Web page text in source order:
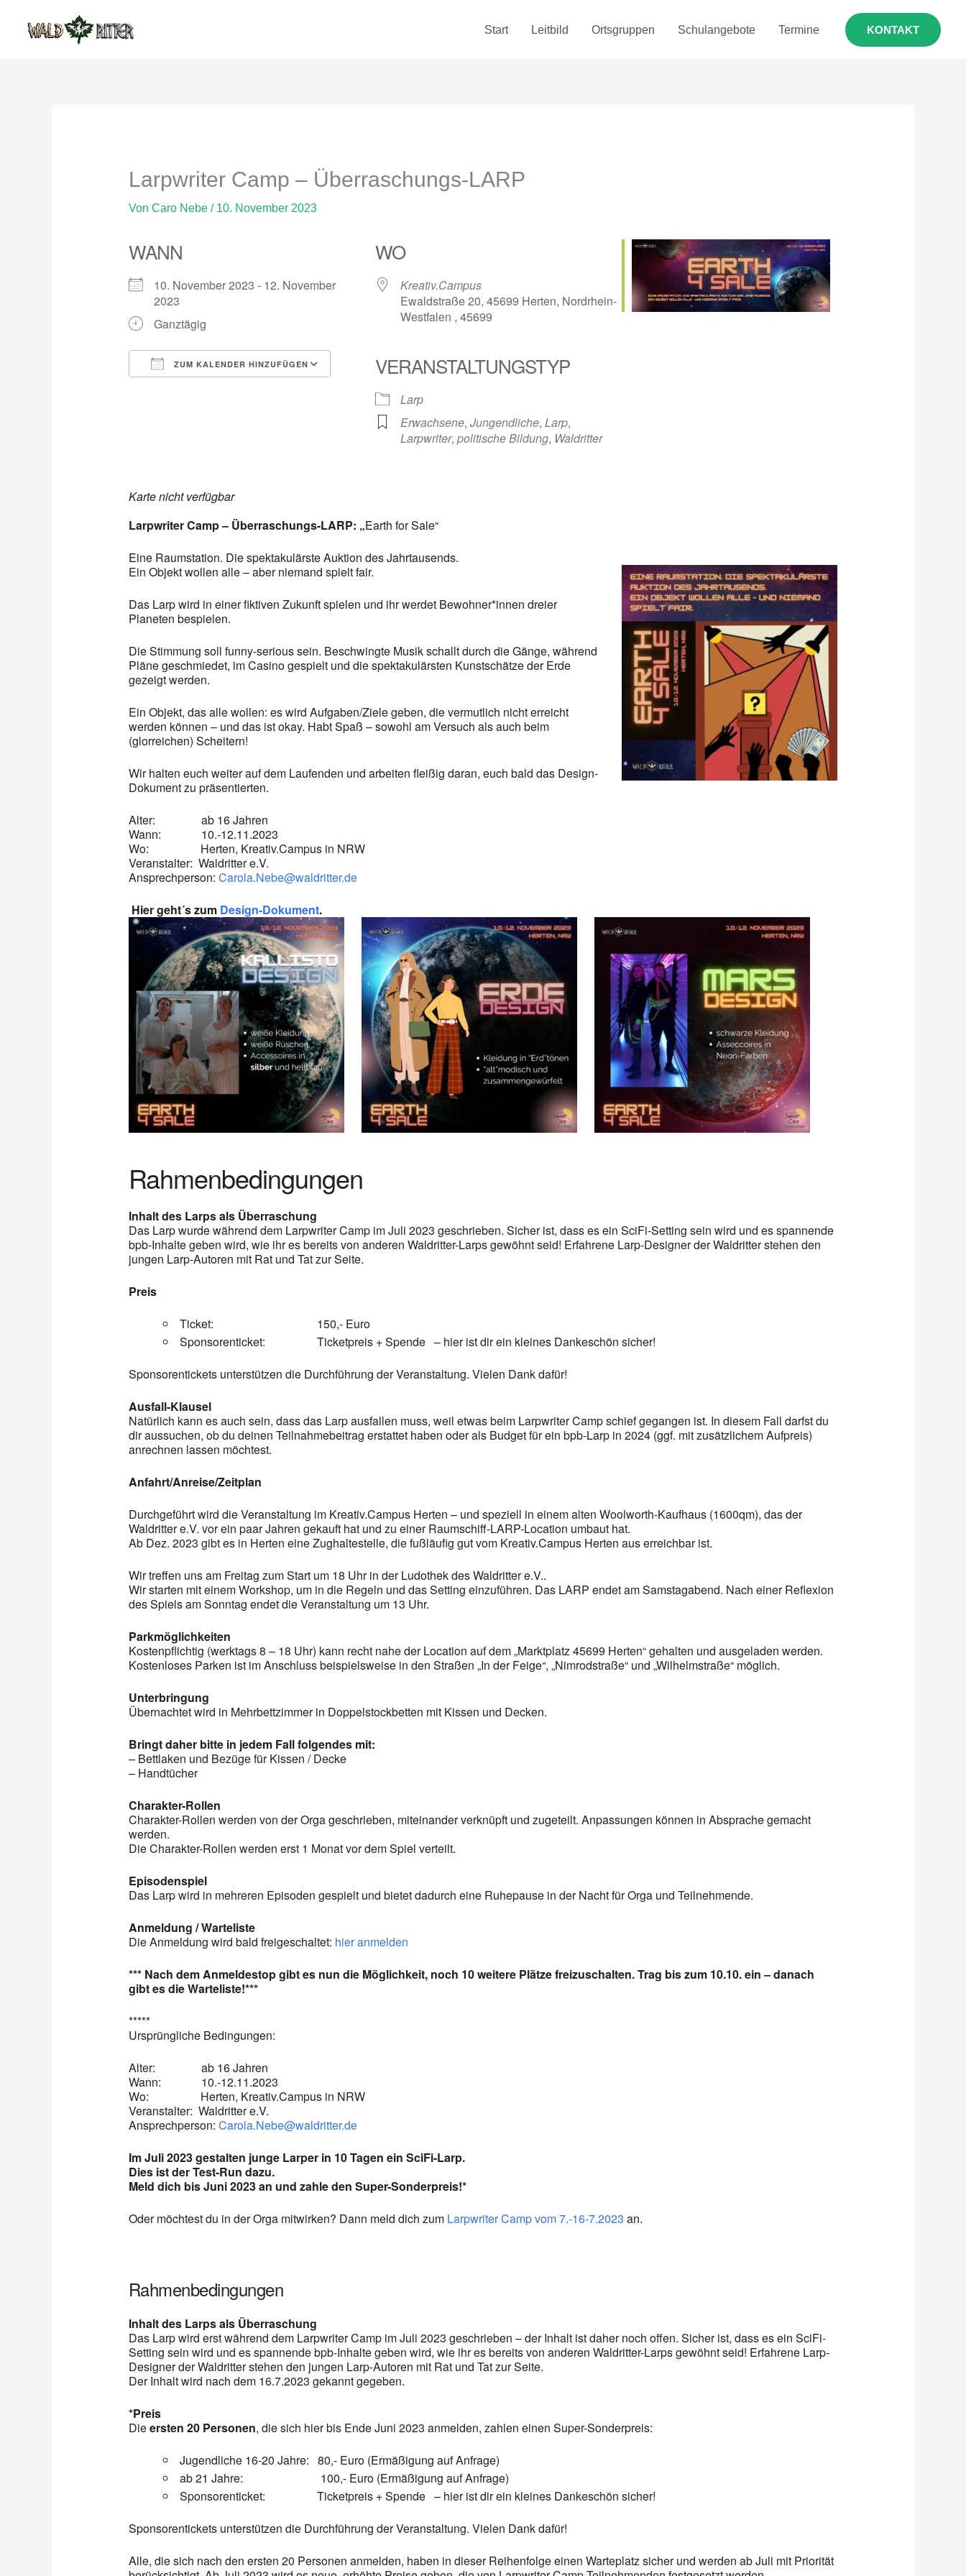
Start Leitbild Ortsgruppen Schulangebote Termine KONTAKT
Larpwriter Camp – Überraschungs-LARP
Von Caro Nebe / 10. November 2023
WANN
10. November 2023 - 12. November
2023
Ganztägig
ZUM KALENDER HINZUFÜGEN
Google Kalender
WO
Kreativ.Campus
Ewaldstraße 20, 45699 Herten, Nordrhein-
Westfalen , 45699
VERANSTALTUNGSTYP
Larp
Erwachsene, Jungendliche, Larp,
Larpwriter, politische Bildung, Waldritter
Karte nicht verfügbar
Larpwriter Camp – Überraschungs-LARP: „Earth for Sale“
Eine Raumstation. Die spektakulärste Auktion des Jahrtausends.
Ein Objekt wollen alle – aber niemand spielt fair.
Das Larp wird in einer fiktiven Zukunft spielen und ihr werdet Bewohner*innen dreier
Planeten bespielen.
Die Stimmung soll funny-serious sein. Beschwingte Musik schallt durch die Gänge, während
Pläne geschmiedet, im Casino gespielt und die spektakulärsten Kunstschätze der Erde
gezeigt werden.
Ein Objekt, das alle wollen: es wird Aufgaben/Ziele geben, die vermutlich nicht erreicht
werden können – und das ist okay. Habt Spaß – sowohl am Versuch als auch beim
(glorreichen) Scheitern!
Wir halten euch weiter auf dem Laufenden und arbeiten fleißig daran, euch bald das Design-
Dokument zu präsentierten.
Alter: ab 16 Jahren
Wann: 10.-12.11.2023
Wo: Herten, Kreativ.Campus in NRW
Veranstalter: Waldritter e.V.
Ansprechperson: Carola.Nebe@waldritter.de
Hier geht´s zum Design-Dokument.
Rahmenbedingungen
Inhalt des Larps als Überraschung
Das Larp wurde während dem Larpwriter Camp im Juli 2023 geschrieben. Sicher ist, dass es ein SciFi-Setting sein wird und es spannende
bpb-Inhalte geben wird, wie ihr es bereits von anderen Waldritter-Larps gewöhnt seid! Erfahrene Larp-Designer der Waldritter stehen den
jungen Larp-Autoren mit Rat und Tat zur Seite.
Preis
Ticket: 150,- Euro
Sponsorenticket: Ticketpreis + Spende – hier ist dir ein kleines Dankeschön sicher!
Sponsorentickets unterstützen die Durchführung der Veranstaltung. Vielen Dank dafür!
Ausfall-Klausel
Natürlich kann es auch sein, dass das Larp ausfallen muss, weil etwas beim Larpwriter Camp schief gegangen ist. In diesem Fall darfst du
dir aussuchen, ob du deinen Teilnahmebeitrag erstattet haben oder als Budget für ein bpb-Larp in 2024 (ggf. mit zusätzlichem Aufpreis)
anrechnen lassen möchtest.
Anfahrt/Anreise/Zeitplan
Durchgeführt wird die Veranstaltung im Kreativ.Campus Herten – und speziell in einem alten Woolworth-Kaufhaus (1600qm), das der
Waldritter e.V. vor ein paar Jahren gekauft hat und zu einer Raumschiff-LARP-Location umbaut hat.
Ab Dez. 2023 gibt es in Herten eine Zughaltestelle, die fußläufig gut vom Kreativ.Campus Herten aus erreichbar ist.
Wir treffen uns am Freitag zum Start um 18 Uhr in der Ludothek des Waldritter e.V..
Wir starten mit einem Workshop, um in die Regeln und das Setting einzuführen. Das LARP endet am Samstagabend. Nach einer Reflexion
des Spiels am Sonntag endet die Veranstaltung um 13 Uhr.
Parkmöglichkeiten
Kostenpflichtig (werktags 8 – 18 Uhr) kann recht nahe der Location auf dem „Marktplatz 45699 Herten“ gehalten und ausgeladen werden.
Kostenloses Parken ist im Anschluss beispielsweise in den Straßen „In der Feige“, „Nimrodstraße“ und „Wilhelmstraße“ möglich.
Unterbringung
Übernachtet wird in Mehrbettzimmer in Doppelstockbetten mit Kissen und Decken.
Bringt daher bitte in jedem Fall folgendes mit:
– Bettlaken und Bezüge für Kissen / Decke
– Handtücher
Charakter-Rollen
Charakter-Rollen werden von der Orga geschrieben, miteinander verknüpft und zugeteilt. Anpassungen können in Absprache gemacht
werden.
Die Charakter-Rollen werden erst 1 Monat vor dem Spiel verteilt.
Episodenspiel
Das Larp wird in mehreren Episoden gespielt und bietet dadurch eine Ruhepause in der Nacht für Orga und Teilnehmende.
Anmeldung / Warteliste
Die Anmeldung wird bald freigeschaltet: hier anmelden
*** Nach dem Anmeldestop gibt es nun die Möglichkeit, noch 10 weitere Plätze freizuschalten. Trag bis zum 10.10. ein – danach
gibt es die Warteliste!***
*****
Ursprüngliche Bedingungen:
Alter: ab 16 Jahren
Wann: 10.-12.11.2023
Wo: Herten, Kreativ.Campus in NRW
Veranstalter: Waldritter e.V.
Ansprechperson: Carola.Nebe@waldritter.de
Im Juli 2023 gestalten junge Larper in 10 Tagen ein SciFi-Larp.
Dies ist der Test-Run dazu.
Meld dich bis Juni 2023 an und zahle den Super-Sonderpreis!*
Oder möchtest du in der Orga mitwirken? Dann meld dich zum Larpwriter Camp vom 7.-16-7.2023 an.
Rahmenbedingungen
Inhalt des Larps als Überraschung
Das Larp wird erst während dem Larpwriter Camp im Juli 2023 geschrieben – der Inhalt ist daher noch offen. Sicher ist, dass es ein SciFi-
Setting sein wird und es spannende bpb-Inhalte geben wird, wie ihr es bereits von anderen Waldritter-Larps gewöhnt seid! Erfahrene Larp-
Designer der Waldritter stehen den jungen Larp-Autoren mit Rat und Tat zur Seite.
Der Inhalt wird nach dem 16.7.2023 gekannt gegeben.
*Preis
Dieersten 20 Personen, die sich hier bis Ende Juni 2023 anmelden, zahlen einen Super-Sonderpreis:
Jugendliche 16-20 Jahre: 80,- Euro (Ermäßigung auf Anfrage)
ab 21 Jahre: 100,- Euro (Ermäßigung auf Anfrage)
Sponsorenticket: Ticketpreis + Spende – hier ist dir ein kleines Dankeschön sicher!
Sponsorentickets unterstützen die Durchführung der Veranstaltung. Vielen Dank dafür!
Alle, die sich nach den ersten 20 Personen anmelden, haben in dieser Reihenfolge einen Warteplatz sicher und werden ab Juli mit Priorität